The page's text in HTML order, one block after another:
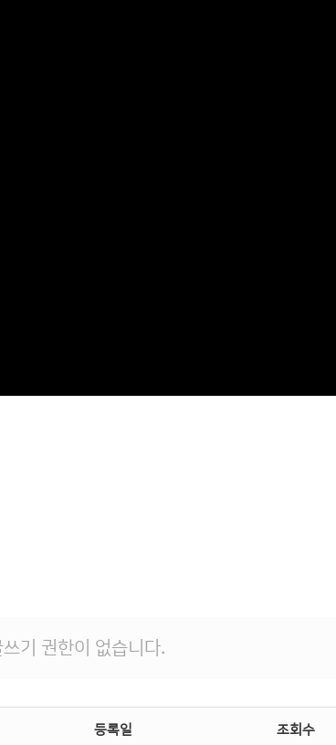
쓰기 권한이 없습니다.
등록일 조회수